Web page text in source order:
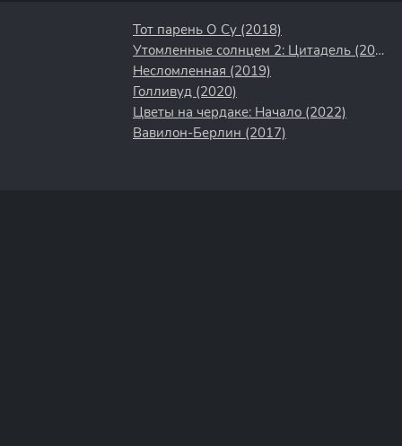
Тот парень О Су (2018)
Утомленные солнцем 2: Цитадель (2011)
Несломленная (2019)
Голливуд (2020)
Цветы на чердаке: Начало (2022)
Вавилон-Берлин (2017)